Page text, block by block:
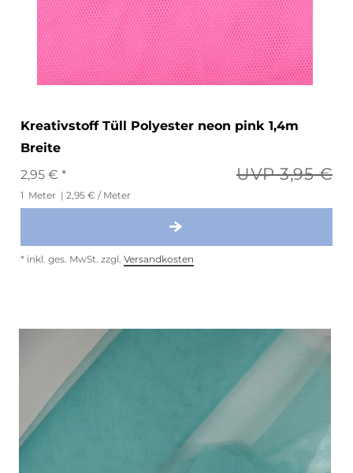
Kreativstoff Tüll Polyester neon pink 1,4m
Breite
UVP 3,95 €
2,95 € *
1 Meter | 2,95 € / Meter
* inkl. ges. MwSt. zzgl. Versandkosten